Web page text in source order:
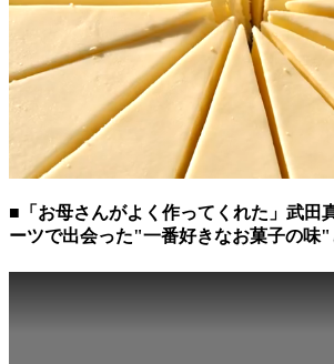
■「お母さんがよく作ってくれた」武田
ーツで出会った"一番好きなお菓子の味"